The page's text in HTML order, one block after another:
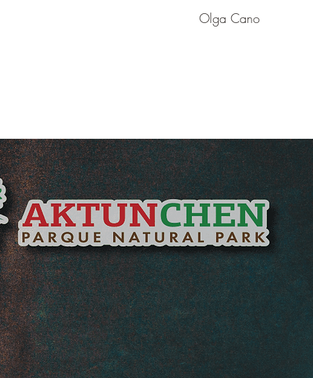
Olga Cano